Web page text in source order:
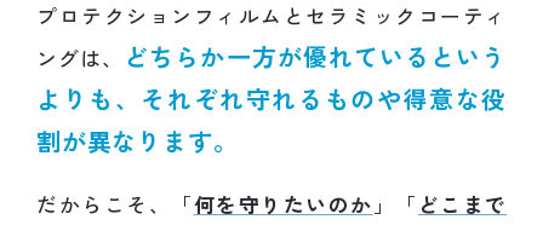
プロテクションフィルムとセラミックコーティ
ングは、
どちらか一方が優れているという
よりも、それぞれ守れるものや得意な役
割が異なります。
だからこそ、「何を守りたいのか 」「 どこまで